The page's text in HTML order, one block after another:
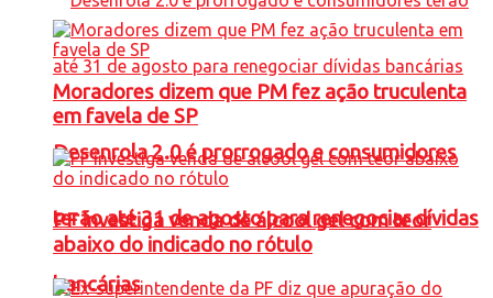
Desenrola 2.0 é prorrogado e consumidores
terão até 31 de agosto para renegociar dívidas
bancárias
Moradores dizem que PM fez ação truculenta
em favela de SP
PF investiga venda de álcool gel com teor
abaixo do indicado no rótulo